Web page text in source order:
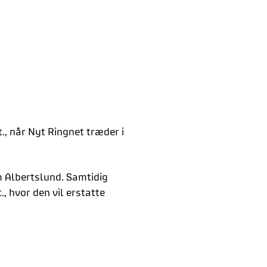
når Nyt Ringnet træder i
Albertslund. Samtidig
hvor den vil erstatte